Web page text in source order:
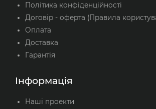
Політика конфіденційності
Договір - оферта (Правила
Оплата
Доставка
Гарантія
Інформація
Наші проекти